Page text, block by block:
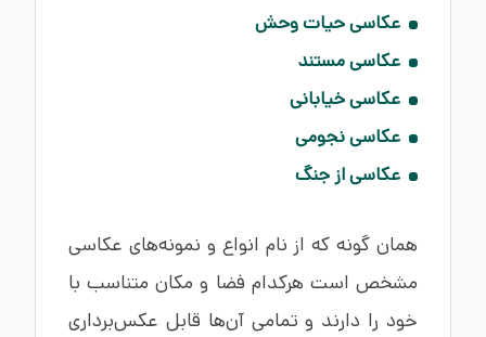
عکاسی حیات‌ وحش
عکاسی مستند
عکاسی خیابانی
عکاسی نجومی
عکاسی از جنگ
همان گونه که از نام انواع و نمونه‌های عکاسی
مشخص است هرکدام فضا و مکان متناسب با
خود را دارند و تمامی آن‌ها قابل عکس‌برداری